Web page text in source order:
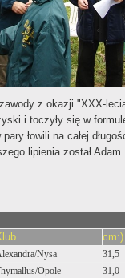
z okazji "XXX-
i toczyły się w
łowili na całej
lipienia został
cm:)
Nysa
31,5
Opole
31,0